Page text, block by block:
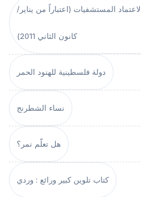
المستشفيات (اعتباراً من يناير/
كانون الثاني 2011)
دولة فلسطينية للهنود الحمر
نساء الشطرنج
هل تعلّم نمر؟
كتاب تلوين كبير ورائع : وردي